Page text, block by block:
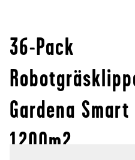
36-Pack
Gardena
1200m2